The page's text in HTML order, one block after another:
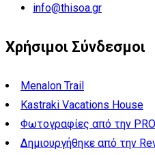
info@thisoa.gr
Χρήσιμοι Σύνδεσμοι
Menalon Trail
Kastraki Vacations House
Φωτογραφίες από την
Δημιουργήθηκε από την